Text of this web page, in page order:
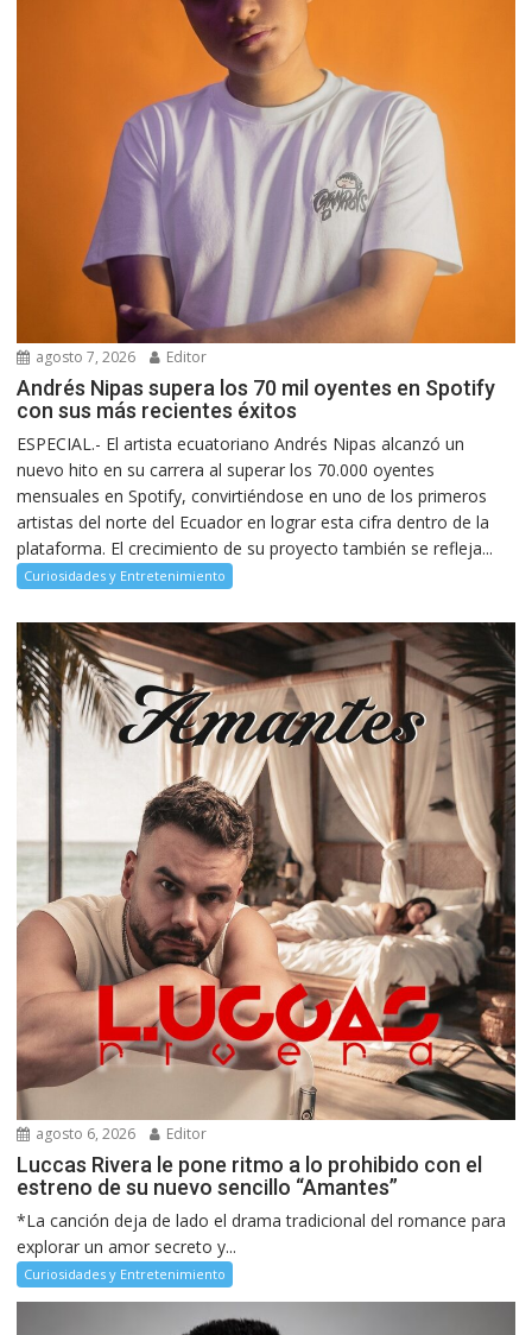
agosto 7, 2026 Editor
Andrés Nipas supera los 70 mil oyentes en Spotify
con sus más recientes éxitos
ESPECIAL.- El artista ecuatoriano Andrés Nipas alcanzó un
nuevo hito en su carrera al superar los 70.000 oyentes
mensuales en Spotify, convirtiéndose en uno de los primeros
artistas del norte del Ecuador en lograr esta cifra dentro de la
plataforma. El crecimiento de su proyecto también se refleja...
Curiosidades y Entretenimiento
agosto 6, 2026 Editor
Luccas Rivera le pone ritmo a lo prohibido con el
estreno de su nuevo sencillo “Amantes”
*La canción deja de lado el drama tradicional del romance para
explorar un amor secreto y...
Curiosidades y Entretenimiento